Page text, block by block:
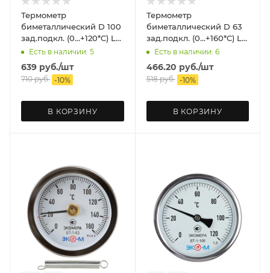
Термометр
биметаллический D 100
зад.подкл. (0...+120*C) L
40 ЭКОМЕРА
Есть в наличии: 5
639 руб./шт
710руб. -10%
В КОРЗИНУ
Термометр
биметаллический D 63
зад.подкл. (0...+160*C) L
40 ЭКОМЕРА
Есть в наличии: 6
466.20 руб./шт
518руб. -10%
В КОРЗИНУ